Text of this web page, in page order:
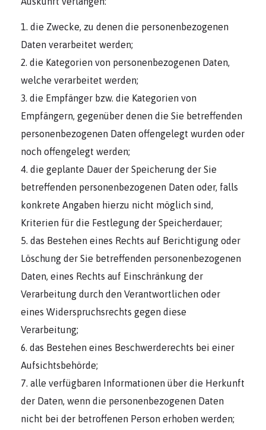
die Zwecke, zu denen die personenbezogenen
Daten verarbeitet werden;
die Kategorien von personenbezogenen Daten,
welche verarbeitet werden;
die Empfänger bzw. die Kategorien von
Empfängern, gegenüber denen die Sie betreffenden
personenbezogenen Daten offengelegt wurden oder
noch offengelegt werden;
die geplante Dauer der Speicherung der Sie
betreffenden personenbezogenen Daten oder, falls
konkrete Angaben hierzu nicht möglich sind,
Kriterien für die Festlegung der Speicherdauer;
das Bestehen eines Rechts auf Berichtigung oder
Löschung der Sie betreffenden personenbezogenen
Daten, eines Rechts auf Einschränkung der
Verarbeitung durch den Verantwortlichen oder
eines Widerspruchsrechts gegen diese
Verarbeitung;
das Bestehen eines Beschwerderechts bei einer
Aufsichtsbehörde;
alle verfügbaren Informationen über die Herkunft
der Daten, wenn die personenbezogenen Daten
nicht bei der betroffenen Person erhoben werden;